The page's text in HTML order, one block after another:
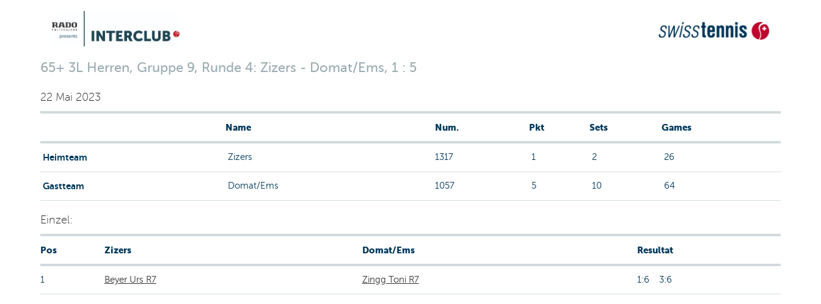
65+ 3L Herren, Gruppe 9, Runde 4: Zizers - Domat/Ems, 1 : 5
22 Mai 2023
Name Num. Pkt Sets Games
Heimteam Zizers 1317 1 2 26
Gastteam Domat/Ems 1057 5 10 64
Einzel:
Pos Zizers Domat/Ems Resultat
1 Beyer Urs R7 Zingg Toni R7 1:6 3:6